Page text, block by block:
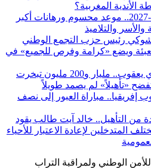
الأندية المغربية؟
الدخول المدرسي 2026-2027.. موعد محسوم ورهانات أكبر
والتلاميذ
رئيس حزب التجمع الوطني
ويضع «كرامة وفرص للجميع» في
غابة عين الشقف بمولاي يعقوب.. مليار و200 مليون تبخرت
تفضح «تأهيلاً» لم يصمد طويلاً
إفريقيا.. مباراة العبور إلى نصف
التأهيل.. خالد آيت طالب يقود
المتدخلين لإعادة الاعتبار للأحياء
للأمن الوطني ولمراقبة التراب